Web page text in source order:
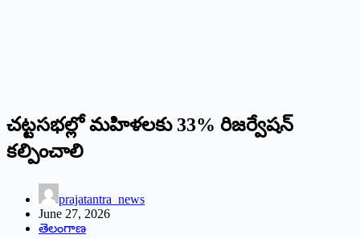
చ‌ట్ట‌స‌భ‌ల్లో మ‌హిళ‌ల‌కు 33% రిజ‌ర్వేష‌న్
క‌ల్పించాలి
prajatantra_news
June 27, 2026
తెలంగాణ